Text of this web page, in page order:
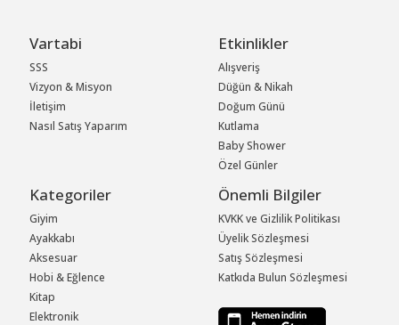
Vartabi
SSS
Vizyon & Misyon
İletişim
Nasıl Satış Yaparım
Etkinlikler
Alışveriş
Düğün & Nikah
Doğum Günü
Kutlama
Baby Shower
Özel Günler
Kategoriler
Giyim
Ayakkabı
Aksesuar
Hobi & Eğlence
Kitap
Elektronik
Önemli Bilgiler
KVKK ve Gizlilik Politikası
Üyelik Sözleşmesi
Satış Sözleşmesi
Katkıda Bulun Sözleşmesi